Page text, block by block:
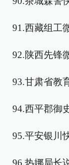
91.西藏组工
92.陕西先锋
93.甘肃省教
94.西平郡御
95.平安银川
96.热娜局长